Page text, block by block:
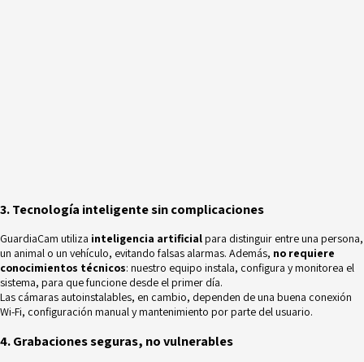
3. Tecnología inteligente sin complicaciones
GuardiaCam utiliza inteligencia artificialpara distinguir entre una persona,
un animal o un vehículo, evitando falsas alarmas. Además, no requiere
conocimientos técnicos: nuestro equipo instala, configura y monitorea el
sistema, para que funcione desde el primer día.
Las cámaras autoinstalables, en cambio, dependen de una buena conexión
Wi-Fi, configuración manual y mantenimiento por parte del usuario.
4. Grabaciones seguras, no vulnerables